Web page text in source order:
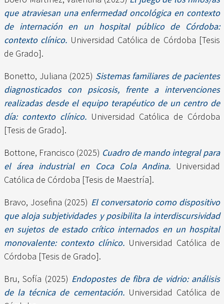
que atraviesan una enfermedad oncológica en contexto
de internación en un hospital público de Córdoba:
contexto clínico. Universidad Católica de Córdoba [Tesis
de Grado].
Bonetto, Juliana (2025) Sistemas familiares de pacientes
diagnosticados con psicosis, frente a intervenciones
realizadas desde el equipo terapéutico de un centro de
día: contexto clínico.Universidad Católica de Córdoba
[Tesis de Grado].
Bottone, Francisco (2025) Cuadro de mando integral para
el área industrial en Coca Cola Andina.Universidad
Católica de Córdoba [Tesis de Maestría].
Bravo, Josefina (2025) El conversatorio como dispositivo
que aloja subjetividades y posibilita la interdiscursividad
en sujetos de estado crítico internados en un hospital
monovalente: contexto clínico. Universidad Católica de
Córdoba [Tesis de Grado].
Bru, Sofía (2025) Endopostes de fibra de vidrio: análisis
de la técnica de cementación.Universidad Católica de